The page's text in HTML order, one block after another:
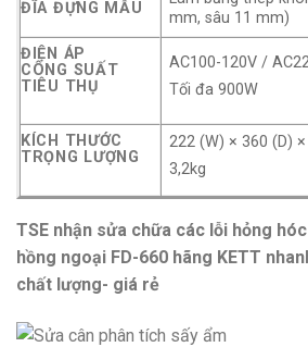
ĐĨA ĐỰNG MẪU
mm, sâu 11 mm)
ĐIỆN ÁP
CÔNG SUẤT
TIÊU THỤ
AC100-120V /
Tối đa 900W
KÍCH THƯỚC
TRỌNG LƯỢNG
222 (W) × 360 (D)
3,2kg
TSE nhận sửa chữa các lỗi hỏng hóc
hồng ngoại FD-660 hãng KETT
chất lượng- giá rẻ